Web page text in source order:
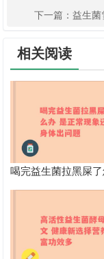
下一篇： 益生菌
相关阅读
喝完益生菌拉黑屎
正常现象还是身体